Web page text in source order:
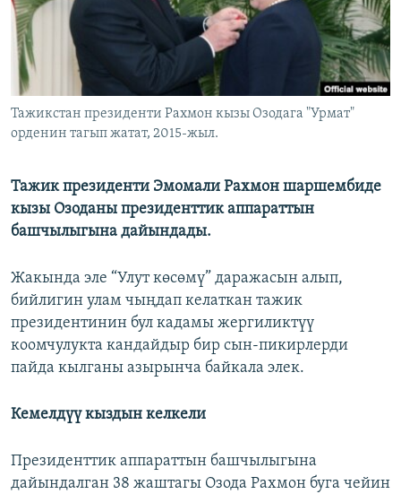
ЫҢГАЙСЫЗ СУРООЛОР
ЭЕ/АРнун бардык сайттары
Тажикстан президенти Рахмон кызы Озодага "Урмат"
орденин тагып жатат, 2015-жыл.
Тажик президенти Эмомали Рахмон шаршембиде
кызы Озоданы президенттик аппараттын
башчылыгына дайындады.
Жакында эле “Улут көсөмү” даражасын алып,
бийлигин улам чыңдап келаткан тажик
президентинин бул кадамы жергиликтүү
коомчулукта кандайдыр бир сын-пикирлерди
пайда кылганы азырынча байкала элек.
Кемелдүү кыздын келкели
Президенттик аппараттын башчылыгына
дайындалган 38 жаштагы Озода Рахмон буга чейин